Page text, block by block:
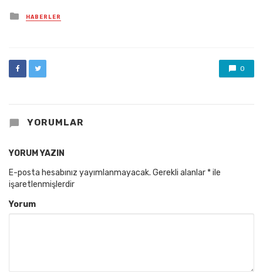
Posted
in
HABERLER
0
YORUMLAR
YORUM YAZIN
E-posta hesabınız yayımlanmayacak. Gerekli alanlar *ile
işaretlenmişlerdir
Yorum